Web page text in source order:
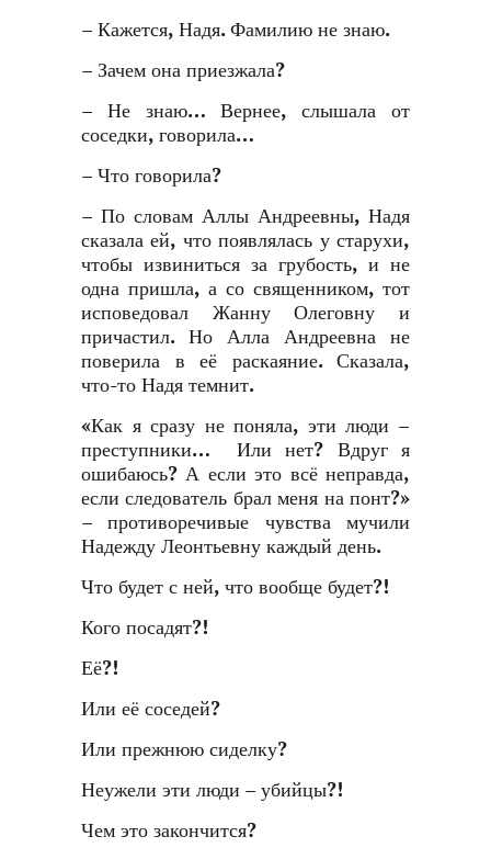
– Кажется, Надя. Фамилию не знаю.
– Зачем она приезжала?
– Не знаю… Вернее, слышала от
соседки, говорила…
– Что говорила?
– По словам Аллы Андреевны, Надя
сказала ей, что появлялась у старухи,
чтобы извиниться за грубость, и не
одна пришла, а со священником, тот
исповедовал Жанну Олеговну и
причастил. Но Алла Андреевна не
поверила в её раскаяние. Сказала,
что-то Надя темнит.
«Как я сразу не поняла, эти люди –
преступники… Или нет? Вдруг я
ошибаюсь? А если это всё неправда,
если следователь брал меня на понт?»
– противоречивые чувства мучили
Надежду Леонтьевну каждый день.
Что будет с ней, что вообще будет?!
Кого посадят?!
Её?!
Или её соседей?
Или прежнюю сиделку?
Неужели эти люди – убийцы?!
Чем это закончится?